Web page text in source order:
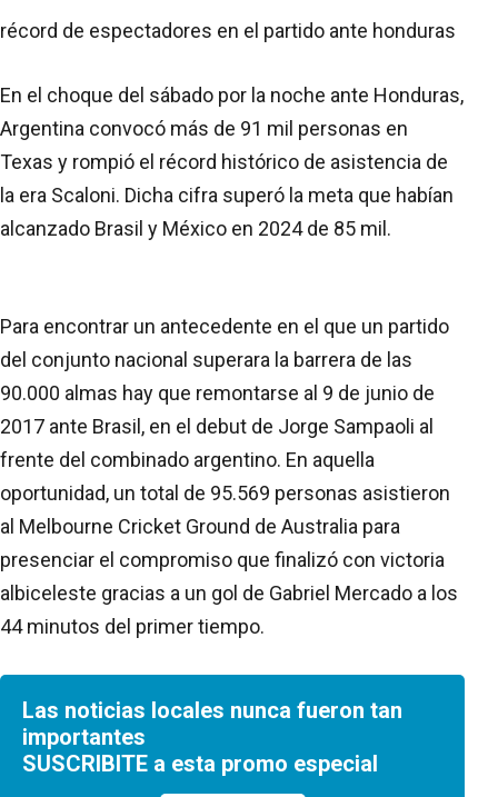
récord de espectadores en el partido ante honduras
En el choque del sábado por la noche ante Honduras,
Argentina convocó más de 91 mil personas en
Texas y rompió el récord histórico de asistencia de
la era Scaloni. Dicha cifra superó la meta que habían
alcanzado Brasil y México en 2024 de 85 mil.
Para encontrar un antecedente en el que un partido
del conjunto nacional superara la barrera de las
90.000 almas hay que remontarse al 9 de junio de
2017 ante Brasil, en el debut de Jorge Sampaoli al
frente del combinado argentino. En aquella
oportunidad, un total de 95.569 personas asistieron
al Melbourne Cricket Ground de Australia para
presenciar el compromiso que finalizó con victoria
albiceleste gracias a un gol de Gabriel Mercado a los
44 minutos del primer tiempo.
Las noticias locales nunca fueron tan
importantes
SUSCRIBITE a esta promo especial